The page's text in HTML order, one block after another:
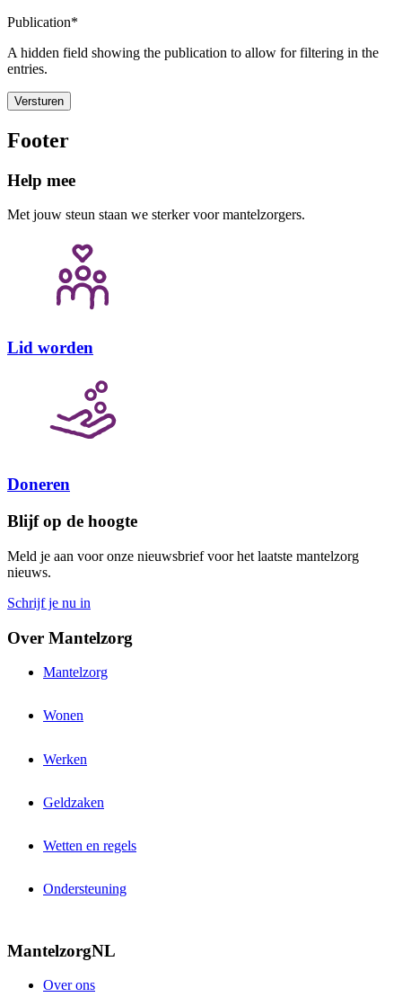
Publication*
A hidden field showing the publication to allow for filtering in the
entries.
Versturen
Footer
Help mee
Met jouw steun staan we sterker voor mantelzorgers.
Lid worden
Doneren
Blijf op de hoogte
Meld je aan voor onze nieuwsbrief voor het laatste mantelzorg
nieuws.
Schrijf je nu in
Over Mantelzorg
Mantelzorg
Wonen
Werken
Geldzaken
Wetten en regels
Ondersteuning
MantelzorgNL
Over ons